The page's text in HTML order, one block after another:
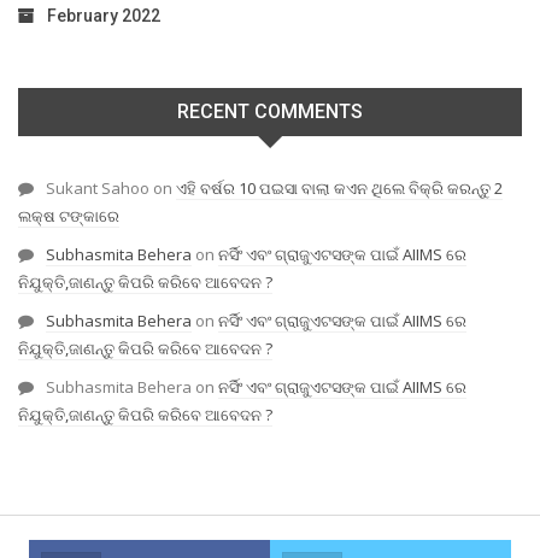
February 2022
RECENT COMMENTS
Sukant Sahoo on ଏହି ବର୍ଷର 10 ପଇସା ବାଲା କଏନ ଥିଲେ ବିକ୍ରି କରନ୍ତୁ 2
ଲକ୍ଷ ଟଙ୍କାରେ
Subhasmita Behera on ନର୍ସିଂ ଏବଂ ଗ୍ରାଜୁଏଟସଙ୍କ ପାଇଁ AIIMS ରେ
ନିଯୁକ୍ତି,ଜାଣନ୍ତୁ କିପରି କରିବେ ଆବେଦନ ?
Subhasmita Behera on ନର୍ସିଂ ଏବଂ ଗ୍ରାଜୁଏଟସଙ୍କ ପାଇଁ AIIMS ରେ
ନିଯୁକ୍ତି,ଜାଣନ୍ତୁ କିପରି କରିବେ ଆବେଦନ ?
Subhasmita Behera on ନର୍ସିଂ ଏବଂ ଗ୍ରାଜୁଏଟସଙ୍କ ପାଇଁ AIIMS ରେ
ନିଯୁକ୍ତି,ଜାଣନ୍ତୁ କିପରି କରିବେ ଆବେଦନ ?